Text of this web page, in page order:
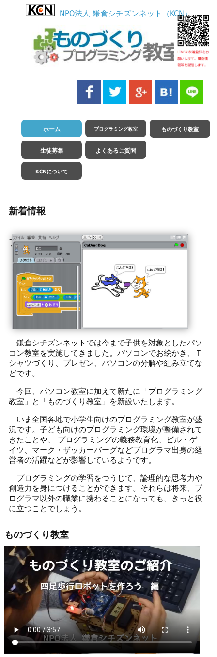
NPO法人 鎌倉シチズンネット（KCN）
ホーム プログラミング教室 ものづくり教室
生徒募集 よくあるご質問
KCNについて
新着情報
プログラミング教室
鎌倉シチズンネットでは今まで子供を対象としたパソ
コン教室を実施してきました。パソコンでお絵かき、Ｔ
シャツづくり、プレゼン、パソコンの分解や組み立てな
どです。
今回、パソコン教室に加えて新たに「プログラミング
教室」と「ものづくり教室」を新設いたします。
いま全国各地で小学生向けのプログラミング教室が盛
況です。子ども向けのプログラミング環境が整備されて
きたことや、 プログラミングの義務教育化、ビル・ゲ
イツ、マーク・ザッカーバーグなどプログラマ出身の経
営者の活躍などが影響しているようです。
プログラミングの学習をつうじて、論理的な思考力や
創造力を身につけることができます。それらは将来、プ
ログラマ以外の職業に携わることになっても、きっと役
に立つことでしょう。
ものづくり教室